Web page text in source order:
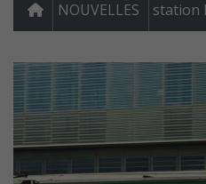
NOUVELLES station